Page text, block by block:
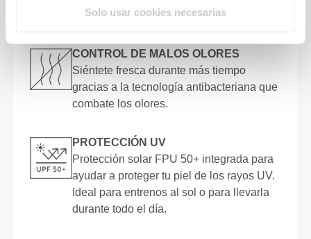
Solo usar cookies necesarias
seca y cómoda.
CONTROL DE MALOS OLORES
Siéntete fresca durante más tiempo
gracias a la tecnología antibacteriana que
combate los olores.
PROTECCIÓN UV
Protección solar FPU 50+ integrada para
ayudar a proteger tu piel de los rayos UV.
Ideal para entrenos al sol o para llevarla
durante todo el día.